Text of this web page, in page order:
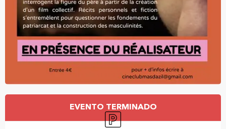
Horarios y datos de contacto
EVENTO TERMINADO
Aparcamiento